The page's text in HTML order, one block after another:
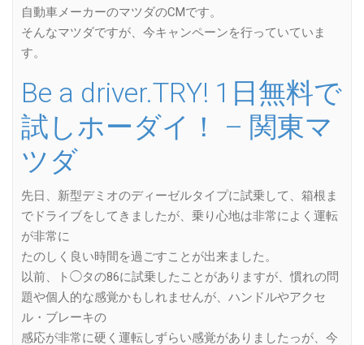
自動車メーカーのマツダのCMです。
そんなマツダですが、今キャンペーンを行っていていま
す。
Be a driver.TRY! 1日無料で
試しホーダイ！ – 関東マ
ツダ
先日、新型デミオのディーゼルタイプに試乗して、箱根ま
でドライブをしてきましたが、乗り心地は非常によく運転
が非常に
たのしく良い時間を過ごすことが出来ました。
以前、ト◯タの86に試乗したことがありますが、慣れの問
題や個人的な感覚かもしれませんが、ハンドルやアクセ
ル・ブレーキの
感応が非常に硬く運転しずらい感覚がありましたっが、今